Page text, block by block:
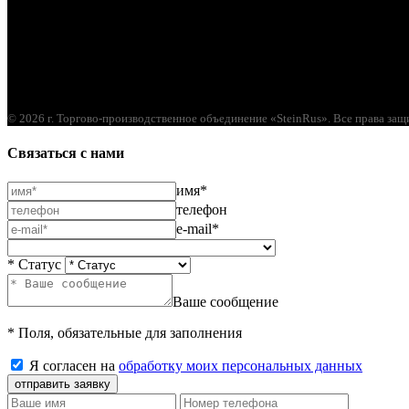
© 2026 г. Торгово-производственное объединение «SteinRus». Все права
Связаться с нами
имя*
телефон
e-mail*
* Статус
Ваше сообщение
* Поля, обязательные для заполнения
Я согласен на обработку моих персональных данных
отправить заявку